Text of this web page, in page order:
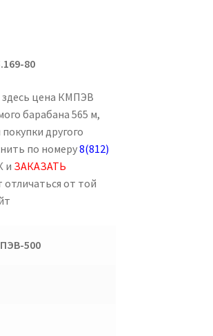
80
здесь цена КМПЭВ
барабана 565 м,
другого
по номеру8(812)
и ЗАКАЗАТЬ
отличаться от той
500